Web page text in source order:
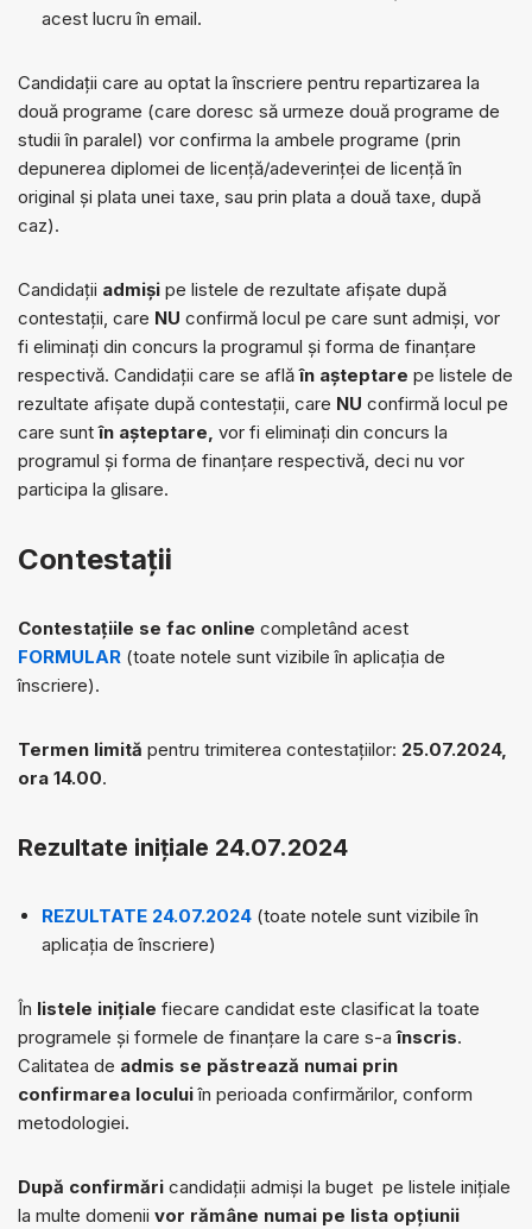
acest lucru în email.
Candidații care au optat la înscriere pentru repartizarea la
două programe (care doresc să urmeze două programe de
studii în paralel) vor confirma la ambele programe (prin
depunerea diplomei de licență/adeverinței de licență în
original și plata unei taxe, sau prin plata a două taxe, după
caz).
Candidații admiși pe listele de rezultate afișate după
contestații, care NU confirmă locul pe care sunt admiși, vor
fi eliminați din concurs la programul și forma de finanțare
respectivă. Candidații care se aflăîn așteptare pe listele de
rezultate afișate după contestații, care NU confirmă locul pe
care suntîn așteptare, vor fi eliminați din concurs la
programul și forma de finanțare respectivă, deci nu vor
participa la glisare.
Contestații
Contestațiile se fac online completând acest
FORMULAR (toate notele sunt vizibile în aplicația de
înscriere).
Termen limită pentru trimiterea contestațiilor: 25.07.2024,
ora 14.00.
Rezultate inițiale 24.07.2024
REZULTATE 24.07.2024 (toate notele sunt vizibile în
aplicația de înscriere)
În listele inițiale fiecare candidat este clasificat la toate
programele și formele de finanțare la care s-aînscris.
Calitatea de admis se păstrează numai prin
confirmarea loculuiîn perioada confirmărilor, conform
metodologiei.
După confirmări candidații admiși la buget pe listele inițiale
la multe domenii vor rămâne numai pe lista opțiunii